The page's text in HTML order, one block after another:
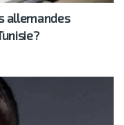
allemandes